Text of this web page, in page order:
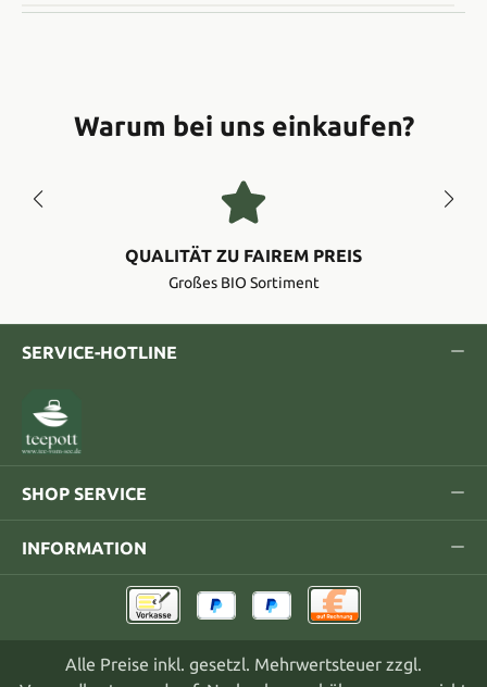
Warum bei uns einkaufen?
QUALITÄT ZU FAIREM PREIS
Großes BIO Sortiment
SERVICE-HOTLINE
SHOP SERVICE
INFORMATION
Alle Preise inkl. gesetzl. Mehrwertsteuer zzgl.